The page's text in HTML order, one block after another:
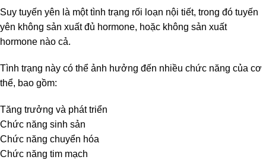
Suy tuyến yên là một tình trạng rối loạn nội tiết, trong đó tuyến
yên không sản xuất đủ hormone, hoặc không sản xuất
hormone nào cả.
Tình trạng này có thể ảnh hưởng đến nhiều chức năng của cơ
thể, bao gồm:
Tăng trưởng và phát triển
Chức năng sinh sản
Chức năng chuyển hóa
Chức năng tim mạch